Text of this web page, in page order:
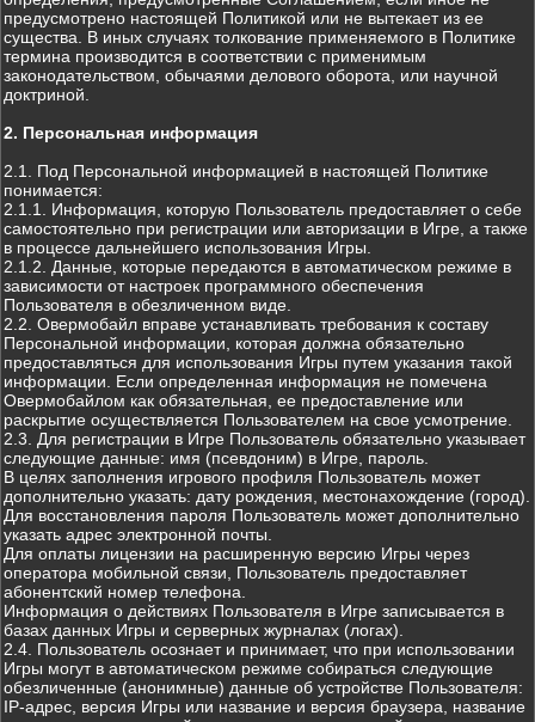
предусмотрено настоящей Политикой или не вытекает из ее
существа. В иных случаях толкование применяемого в Политике
термина производится в соответствии с применимым
законодательством, обычаями делового оборота, или научной
доктриной.
2. Персональная информация
2.1. Под Персональной информацией в настоящей Политике
понимается:
2.1.1. Информация, которую Пользователь предоставляет о себе
самостоятельно при регистрации или авторизации в Игре, а также
в процессе дальнейшего использования Игры.
2.1.2. Данные, которые передаются в автоматическом режиме в
зависимости от настроек программного обеспечения
Пользователя в обезличенном виде.
2.2. Овермобайл вправе устанавливать требования к составу
Персональной информации, которая должна обязательно
предоставляться для использования Игры путем указания такой
информации. Если определенная информация не помечена
Овермобайлом как обязательная, ее предоставление или
раскрытие осуществляется Пользователем на свое усмотрение.
2.3. Для регистрации в Игре Пользователь обязательно указывает
следующие данные: имя (псевдоним) в Игре, пароль.
В целях заполнения игрового профиля Пользователь может
дополнительно указать: дату рождения, местонахождение (город).
Для восстановления пароля Пользователь может дополнительно
указать адрес электронной почты.
Для оплаты лицензии на расширенную версию Игры через
оператора мобильной связи, Пользователь предоставляет
абонентский номер телефона.
Информация о действиях Пользователя в Игре записывается в
базах данных Игры и серверных журналах (логах).
2.4. Пользователь осознает и принимает, что при использовании
Игры могут в автоматическом режиме собираться следующие
обезличенные (анонимные) данные об устройстве Пользователя:
IP-адрес, версия Игры или название и версия браузера, название